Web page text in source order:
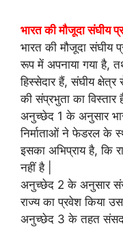
भारत की मौजूदा संघीय
भारत की मौजूदा संघीय
रूप में अपनाया गया है,
हिस्सेदार हैं, संघीय क्षेत्र
की संप्रभुता का विस्तार है
अनुच्छेद 1 के अनुसार
निर्माताओं ने फेडरल के
इसका अभिप्राय है, कि
नहीं है |
अनुच्छेद 2 के अनुसार संसद
राज्य का प्रवेश किया
अनुच्छेद 3 के तहत संसद